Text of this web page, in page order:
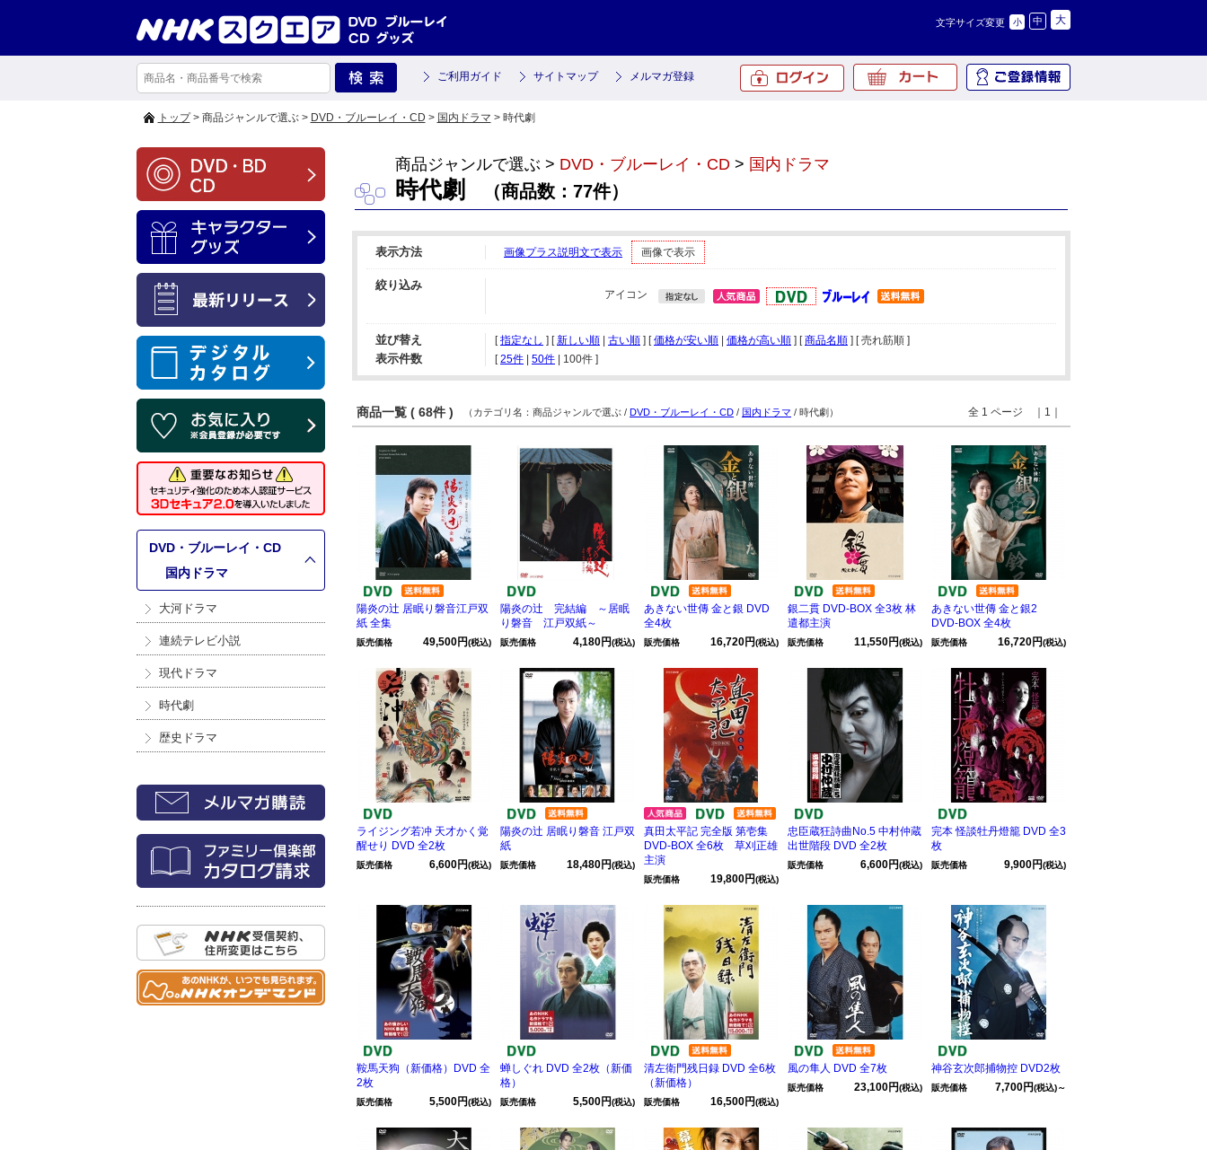
文字サイズ変更 小 中 大
ご利用ガイド サイトマップ メルマガ登録
トップ> 商品ジャンルで選ぶ > DVD・ブルーレイ・CD > 国内ドラマ > 時代劇
DVD・ブルーレイ・CD
国内ドラマ
大河ドラマ
連続テレビ小説
現代ドラマ
時代劇
歴史ドラマ
商品ジャンルで選ぶ > DVD・ブルーレイ・CD > 国内ドラマ
時代劇 （商品数：77件）
表示方法 画像プラス説明文で表示 画像で表示
絞り込み
アイコン
並び替え [指定なし ] [新しい順 古い順 ] [価格が安い順 価格が高い順 ] [商品名順 ] [ 売れ筋順 ]
表示件数 [ 25件 50件 100件 ]
商品一覧 ( 68件 ) 全 1 ページ ｜1｜
（カテゴリ名：商品ジャンルで選ぶ / DVD・ブルーレイ・CD / 国内ドラマ / 時代劇）
陽炎の辻 居眠り磐音江戸双
紙 全集
販売価格 49,500円(税込)
陽炎の辻 完結編 ～居眠
り磐音 江戸双紙～
販売価格 4,180円(税込)
あきない世傳 金と銀 DVD
全4枚
販売価格 16,720円(税込)
銀二貫 DVD-BOX 全3枚 林
遣都主演
販売価格 11,550円(税込)
あきない世傳 金と銀2
DVD-BOX 全4枚
販売価格 16,720円(税込)
ライジング若冲 天才かく覚
醒せり DVD 全2枚
販売価格 6,600円(税込)
陽炎の辻 居眠り磐音 江戸双
紙
販売価格 18,480円(税込)
真田太平記 完全版 第壱集
DVD-BOX 全6枚 草刈正雄
主演
販売価格 19,800円(税込)
忠臣蔵狂詩曲No.5 中村仲蔵
出世階段 DVD 全2枚
販売価格 6,600円(税込)
完本 怪談牡丹燈籠 DVD 全3
枚
販売価格 9,900円(税込)
鞍馬天狗（新価格）DVD 全
2枚
販売価格 5,500円(税込)
蝉しぐれ DVD 全2枚（新価
格）
販売価格 5,500円(税込)
清左衛門残日録 DVD 全6枚
（新価格）
販売価格 16,500円(税込)
風の隼人 DVD 全7枚
販売価格 23,100円(税込)
神谷玄次郎捕物控 DVD2枚
販売価格 7,700円(税込)～